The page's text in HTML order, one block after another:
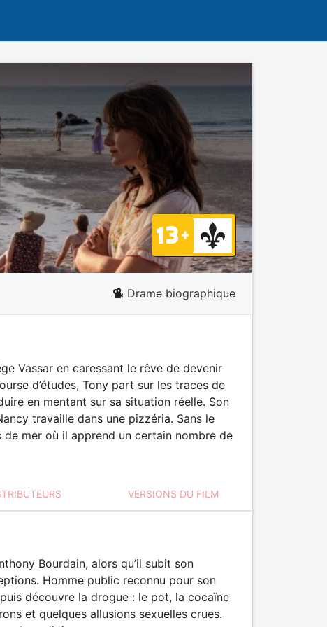
Drame biographique
Vassar en caressant le rêve de devenir
d’études, Tony part sur les traces de
en mentant sur sa situation réelle. Son
travaille dans une pizzéria. Sans le
mer où il apprend un certain nombre de
VERSIONS DU FILM
Bourdain, alors qu’il subit son
Homme public reconnu pour son
découvre la drogue : le pot, la cocaïne
et quelques allusions sexuelles crues.